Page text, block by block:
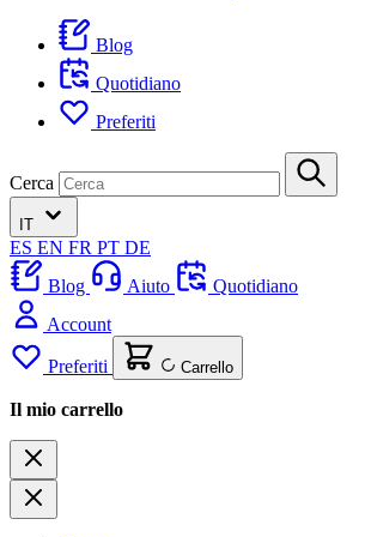
Blog
Quotidiano
Preferiti
Cerca
IT
ES EN FR PT DE
Blog
Aiuto
Quotidiano
Account
Preferiti Carrello
Il mio carrello